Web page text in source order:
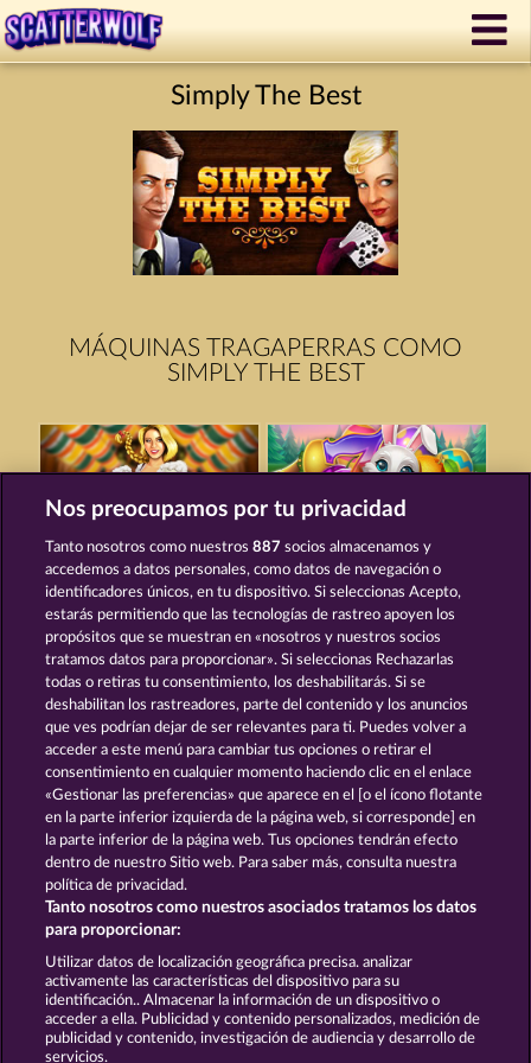
Simply The Best
MÁQUINAS TRAGAPERRAS COMO
SIMPLY THE BEST
BEER PARTY
PIGGY KINGS SUPER DUPER MOORHUHN
Términos y condiciones
Declaración de privacidad
Empresa
Enviar solicitud de desistimiento
Nos preocupamos por tu privacidad
Tanto nosotros como nuestros887 socios almacenamos y
accedemos a datos personales, como datos de navegación o
identificadores únicos, en tu dispositivo. Si seleccionas Acepto,
estarás permitiendo que las tecnologías de rastreo apoyen los
propósitos que se muestran en «nosotros y nuestros socios
tratamos datos para proporcionar». Si seleccionas Rechazarlas
todas o retiras tu consentimiento, los deshabilitarás. Si se
deshabilitan los rastreadores, parte del contenido y los anuncios
que ves podrían dejar de ser relevantes para ti. Puedes volver a
acceder a este menú para cambiar tus opciones o retirar el
consentimiento en cualquier momento haciendo clic en el enlace
«Gestionar las preferencias» que aparece en el [o el ícono flotante
en la parte inferior izquierda de la página web, si corresponde] en
la parte inferior de la página web. Tus opciones tendrán efecto
dentro de nuestro Sitio web. Para saber más, consulta nuestra
política de privacidad.
Tanto nosotros como nuestros asociados tratamos los datos
para proporcionar:
Utilizar datos de localización geográfica precisa. analizar
activamente las características del dispositivo para su
identificación.. Almacenar la información de un dispositivo o
acceder a ella. Publicidad y contenido personalizados, medición de
publicidad y contenido, investigación de audiencia y desarrollo de
servicios.